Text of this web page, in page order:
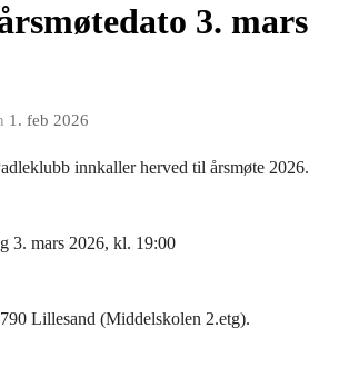
3. mars
1. feb 2026
innkaller herved til årsmøte 2026.
3. mars 2026, kl. 19:00
Lillesand (Middelskolen 2.etg).